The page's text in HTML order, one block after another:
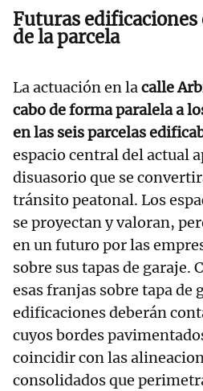
Futuras edificaciones
de la parcela
La actuación en lacalle
cabo de forma paralela a
en las seis parcelas
espacio central del actual
disuasorio que se
tránsito peatonal. Los
se proyectan y valoran,
en un futuro por las
sobre sus tapas de garaje.
esas franjas sobre tapa de
edificaciones deberán
cuyos bordes
coincidir con las
consolidados que